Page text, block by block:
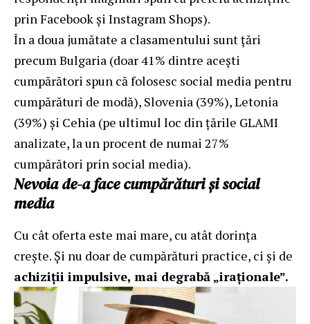
prin Facebook și Instagram Shops).
În a doua jumătate a clasamentului sunt țări
precum Bulgaria (doar 41% dintre acești
cumpărători spun că folosesc social media pentru
cumpărături de modă), Slovenia (39%), Letonia
(39%) și Cehia (pe ultimul loc din țările GLAMI
analizate, la un procent de numai 27%
cumpărători prin social media).
Nevoia de-a face cumpărături și social
media
Cu cât oferta este mai mare, cu atât dorința
crește. Și nu doar de cumpărături practice, ci și de
achiziții impulsive, mai degrabă „iraționale”.